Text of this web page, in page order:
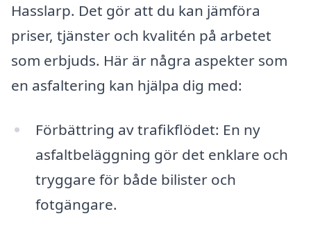
Hasslarp. Det gör att du kan jämföra
priser, tjänster och kvalitén på arbetet
som erbjuds. Här är några aspekter som
en asfaltering kan hjälpa dig med:
Förbättring av trafikflödet: En ny
asfaltbeläggning gör det enklare och
tryggare för både bilister och
fotgängare.